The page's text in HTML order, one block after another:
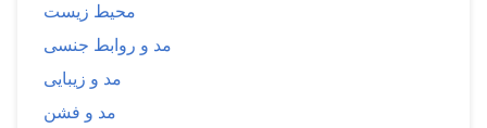
محیط زیست
مد و روابط جنسی
مد و زیبایی
مد و فشن